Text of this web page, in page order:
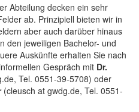
Abteilung decken ein sehr
ab. Prinzipiell bieten wir in
aber auch darüber hinaus
den jeweiligen Bachelor- und
Auskünfte erhalten Sie nach
Gespräch mit Dr.
Tel. 0551-39-5708) oder
(cleusch at gwdg.de, Tel. 0551-